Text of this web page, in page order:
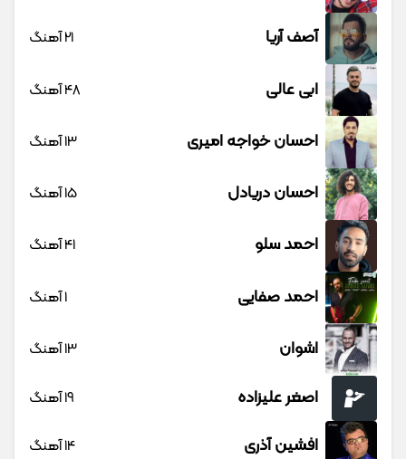
آصف آریا 21 آهنگ
ابی عالی 48 آهنگ
احسان خواجه امیری 13 آهنگ
احسان دریادل 15 آهنگ
احمد سلو 41 آهنگ
احمد صفایی 1 آهنگ
اشوان 13 آهنگ
اصغر علیزاده 19 آهنگ
افشین آذری 14 آهنگ